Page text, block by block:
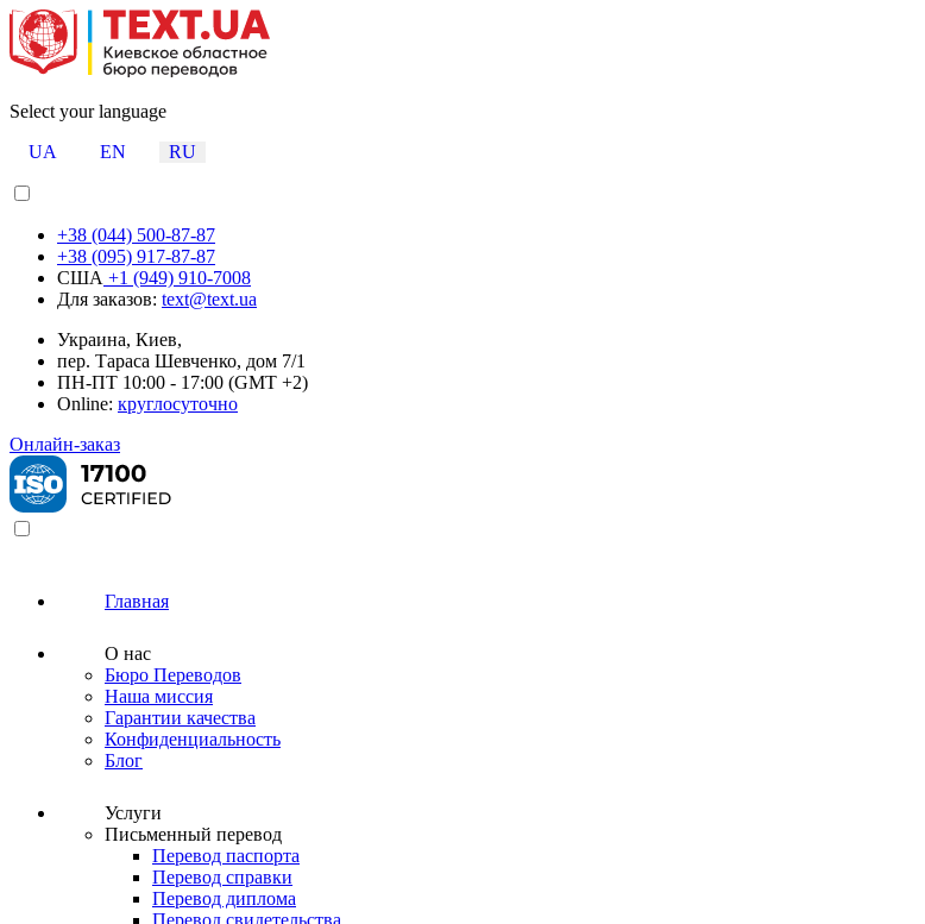
Select your language
UA
EN RU
+38 (044) 500-87-87
+38 (095) 917-87-87
США +1 (949) 910-7008
Для заказов: text@text.ua
Украина, Киев,
пер. Тараса Шевченко, дом 7/1
ПН-ПТ 10:00 - 17:00 (GMT +2)
Online: круглосуточно
Онлайн-заказ
Главная
О нас
Бюро Переводов
Наша миссия
Гарантии качества
Конфиденциальность
Блог
Услуги
Письменный перевод
Перевод паспорта
Перевод справки
Перевод диплома
Перевод свидетельства